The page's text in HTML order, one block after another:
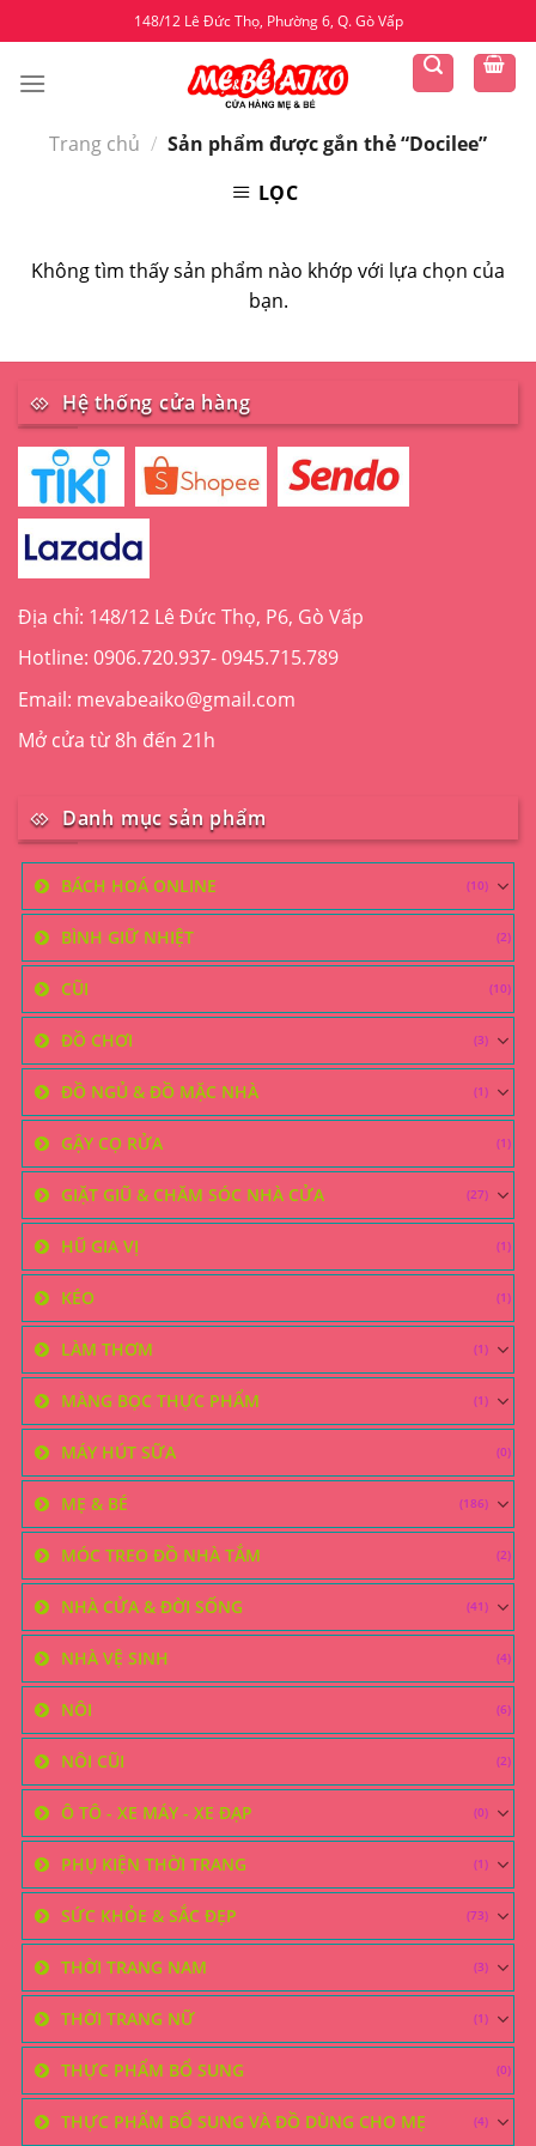
to
content
148/12 Lê Đức Thọ, Phường 6, Q. Gò Vấp
Trang chủ / Sản phẩm được gắn thẻ “Docilee”
LỌC
Không tìm thấy sản phẩm nào khớp với lựa chọn của
bạn.
Hệ thống cửa hàng
Địa chỉ: 148/12 Lê Đức Thọ, P6, Gò Vấp
Hotline: 0906.720.937- 0945.715.789
Email: mevabeaiko@gmail.com
Mở cửa từ 8h đến 21h
Danh mục sản phẩm
BÁCH HOÁ ONLINE (10)
BÌNH GIỮ NHIỆT (2)
CŨI (10)
ĐỒ CHƠI (3)
ĐỒ NGỦ & ĐỒ MẶC NHÀ (1)
GẬY CỌ RỬA (1)
GIẶT GIŨ & CHĂM SÓC NHÀ CỬA (27)
HŨ GIA VỊ (1)
KÉO (1)
LÀM THƠM (1)
MÀNG BỌC THỰC PHẨM (1)
MÁY HÚT SỮA (0)
MẸ & BÉ (186)
MÓC TREO ĐỒ NHÀ TẮM (2)
NHÀ CỬA & ĐỜI SỐNG (41)
NHÀ VỆ SINH (4)
NÔI (6)
NÔI CŨI (2)
Ô TÔ - XE MÁY - XE ĐẠP (0)
PHỤ KIỆN THỜI TRANG (1)
SỨC KHỎE & SẮC ĐẸP (73)
THỜI TRANG NAM (3)
THỜI TRANG NỮ (1)
THỰC PHẨM BỔ SUNG (0)
THỰC PHẨM BỔ SUNG VÀ ĐỒ DÙNG CHO MẸ (4)